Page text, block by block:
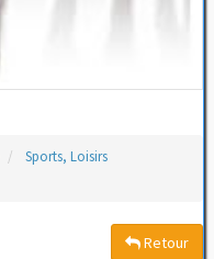
Sports, Loisirs
Retour